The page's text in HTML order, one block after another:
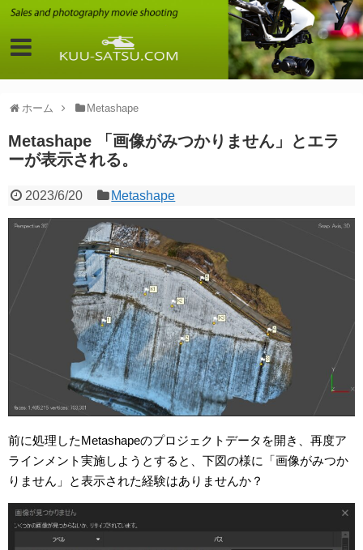
ホーム Metashape
Metashape 「画像がみつかりません」とエラ
ーが表示される。
2023/6/20 Metashape
前に処理したMetashapeのプロジェクトデータを開き、再度ア
ラインメント実施しようとすると、下図の様に「画像がみつか
りません」と表示された経験はありませんか？